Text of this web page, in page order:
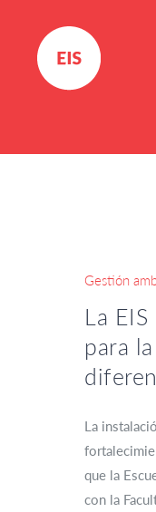
Gestión
La
para
La
que la
con la